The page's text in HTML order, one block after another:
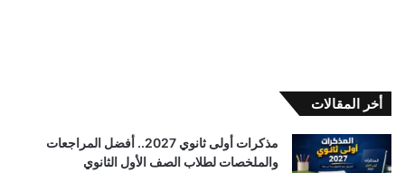
أخر المقالات
مذكرات أولى ثانوي 2027.. أفضل المراجعات
والملخصات لطلاب الصف الأول الثانوي